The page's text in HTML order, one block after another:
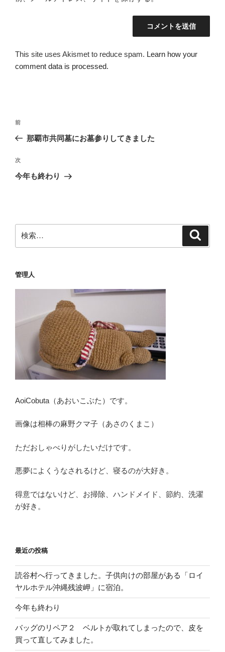
This site uses Akismet to reduce spam. Learn how your
comment data is processed.
投
ビ
ゲ
ン
前
の
稿
前
那覇市共同墓にお墓参りしてきました
次
の
次
今年も終わり
索:
管理人
AoiCobuta（あおいこぶた）です。
画像は相棒の麻野クマ子（あさのくまこ）
ただおしゃべりがしたいだけです。
悪夢によくうなされるけど、寝るのが大好き。
得意ではないけど、お掃除、ハンドメイド、節約、洗濯
が好き。
最近の投稿
読谷村へ行ってきました。子供向けの部屋がある「ロイ
ヤルホテル沖縄残波岬」に宿泊。
今年も終わり
バッグのリペア２ ベルトが取れてしまったので、皮を
買って直してみました。